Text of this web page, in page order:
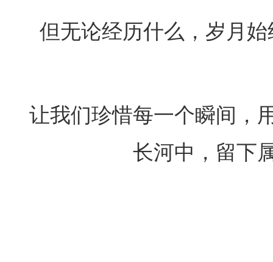
但无论经历什么，岁月
让我们珍惜每一个瞬间，
长河中，留下